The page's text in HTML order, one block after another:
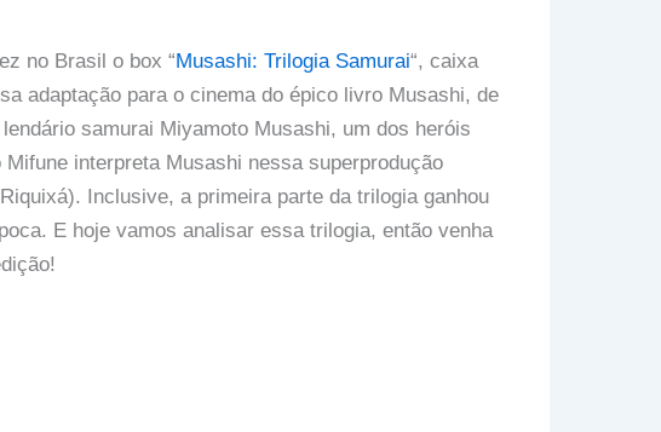
no Brasil o box “Musashi: Trilogia Samurai“, caixa
adaptação para o cinema do épico livro Musashi, de
samurai Miyamoto Musashi, um dos heróis
interpreta Musashi nessa superprodução
Inclusive, a primeira parte da trilogia ganhou
E hoje vamos analisar essa trilogia, então venha